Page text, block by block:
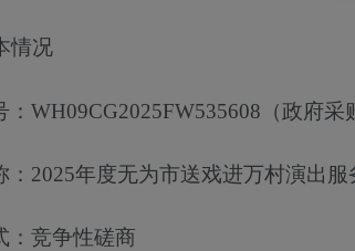
情况
：WH09CG2025FW535608 （政府采
2025年度无为市送戏进万村演出服
：竞争性磋商